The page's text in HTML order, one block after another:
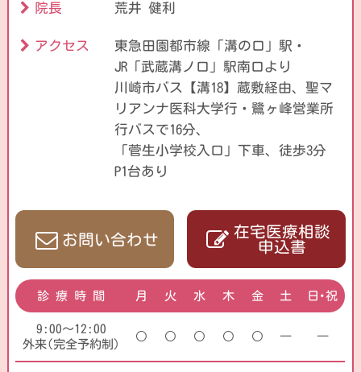
院長 荒井 健利
アクセス
東急田園都市線「溝の口」駅・
JR「武蔵溝ノ口」駅南口より
川崎市バス【溝18】蔵敷経由、聖マ
リアンナ医科大学行・鷺ヶ峰営業所
行バスで16分、
「菅生小学校入口」下車、徒歩3分
P1台あり
お問い合わせ
在宅医療相談
申込書
診 療 時 間 月 火 水 木 金 土 日･祝
9:00～12:00
外来(完全予約制)
― ―